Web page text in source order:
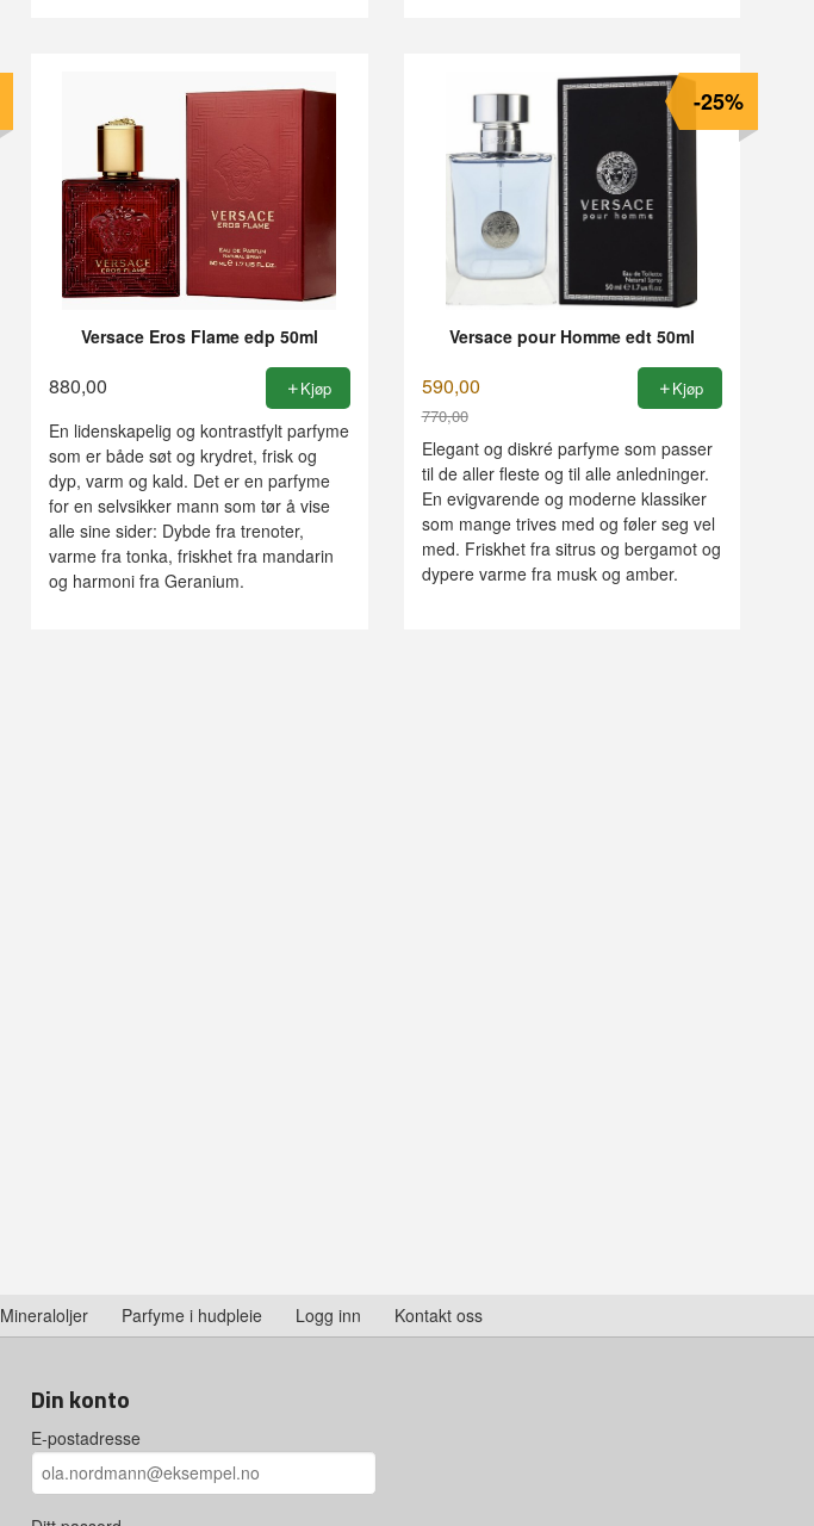
Versace Eros Flame edp 50ml
880,00 Kjøp
En lidenskapelig og kontrastfylt parfyme
som er både søt og krydret, frisk og
dyp, varm og kald. Det er en parfyme
for en selvsikker mann som tør å vise
alle sine sider: Dybde fra trenoter,
varme fra tonka, friskhet fra mandarin
og harmoni fra Geranium.
Versace pour Homme edt 50ml
590,00
770,00
Rabatt
-25%
Kjøp
Elegant og diskré parfyme som passer
til de aller fleste og til alle anledninger.
En evigvarende og moderne klassiker
som mange trives med og føler seg vel
med. Friskhet fra sitrus og bergamot og
dypere varme fra musk og amber.
Mineraloljer Parfyme i hudpleie Logg inn Kontakt oss
Din konto
E-postadresse